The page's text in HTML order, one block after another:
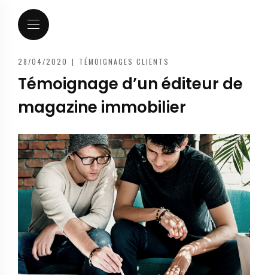
28/04/2020 | TÉMOIGNAGES CLIENTS
Témoignage d’un éditeur de
magazine immobilier